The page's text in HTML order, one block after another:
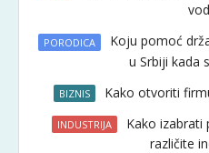
PORODICA
Koju pomoć
u Srbiji kada
BIZNIS Kako otvoriti
INDUSTRIJA
Kako izabrati
različite